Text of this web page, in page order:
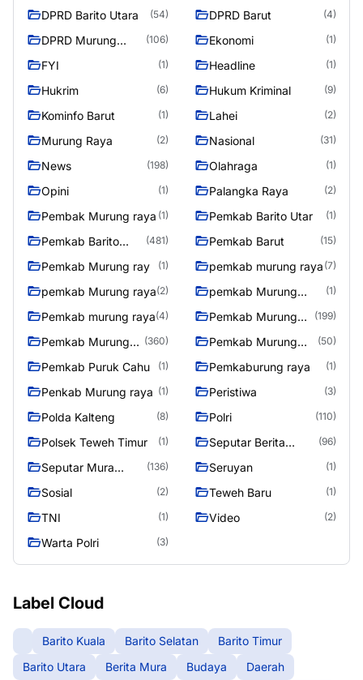
DPRD Barito Utara (54) DPRD Barut (4)
DPRD Murung
(106) Ekonomi (1)
FYI (1) Headline (1)
Hukrim (6) Hukum Kriminal (9)
Kominfo Barut (1) Lahei (2)
Murung Raya (2) Nasional (31)
News (198) Olahraga (1)
Opini (1) Palangka Raya (2)
Pembak Murung raya (1) Pemkab Barito Utar (1)
Pemkab Barito
(481) Pemkab Barut (15)
Pemkab Murung ray (1) pemkab murung raya (7)
pemkab Murung raya(2)
pemkab Murung
(1)
Pemkab murung raya(4)
Pemkab Murung
(199)
Pemkab Murung
(360)
Pemkab Murung
(50)
Pemkab Puruk Cahu (1) Pemkaburung raya (1)
Penkab Murung raya (1) Peristiwa (3)
Polda Kalteng (8) Polri (110)
Polsek Teweh Timur (1)
Seputar Berita
(96)
Seputar Mura
(136) Seruyan (1)
Sosial (2) Teweh Baru (1)
TNI (1) Video (2)
Warta Polri (3)
Label Cloud
Barito Kuala Barito Selatan
Barito Timur
Barito Utara
Berita Mura Budaya
Daerah